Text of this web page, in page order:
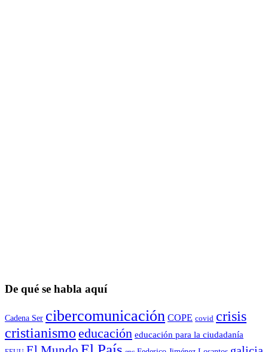
De qué se habla aquí
Cadena Ser cibercomunicación COPE covid crisis
cristianismo educación educación para la ciudadaní­a